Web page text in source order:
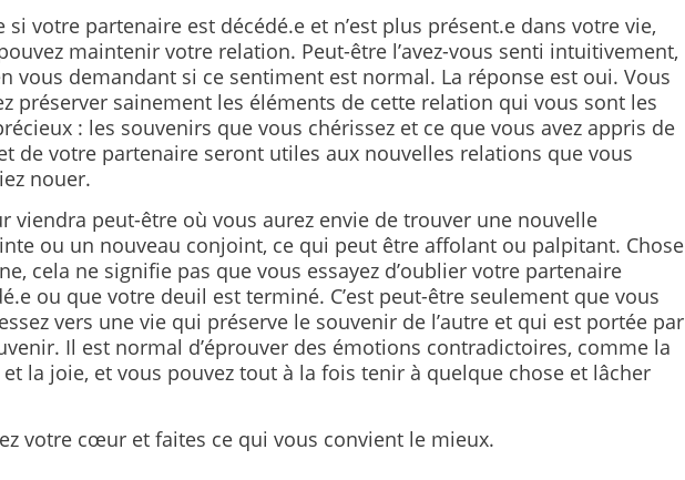
si votre partenaire est décédé.e et n’est plus présent.e dans votre vie,
maintenir votre relation. Peut-être l’avez-vous senti intuitivement,
vous demandant si ce sentiment est normal. La réponse est oui. Vous
préserver sainement les éléments de cette relation qui vous sont les
: les souvenirs que vous chérissez et ce que vous avez appris de
de votre partenaire seront utiles aux nouvelles relations que vous
nouer.
viendra peut-être où vous aurez envie de trouver une nouvelle
ou un nouveau conjoint, ce qui peut être affolant ou palpitant. Chose
cela ne signifie pas que vous essayez d’oublier votre partenaire
ou que votre deuil est terminé. C’est peut-être seulement que vous
vers une vie qui préserve le souvenir de l’autre et qui est portée par
Il est normal d’éprouver des émotions contradictoires, comme la
la joie, et vous pouvez tout à la fois tenir à quelque chose et lâcher
votre cœur et faites ce qui vous convient le mieux.